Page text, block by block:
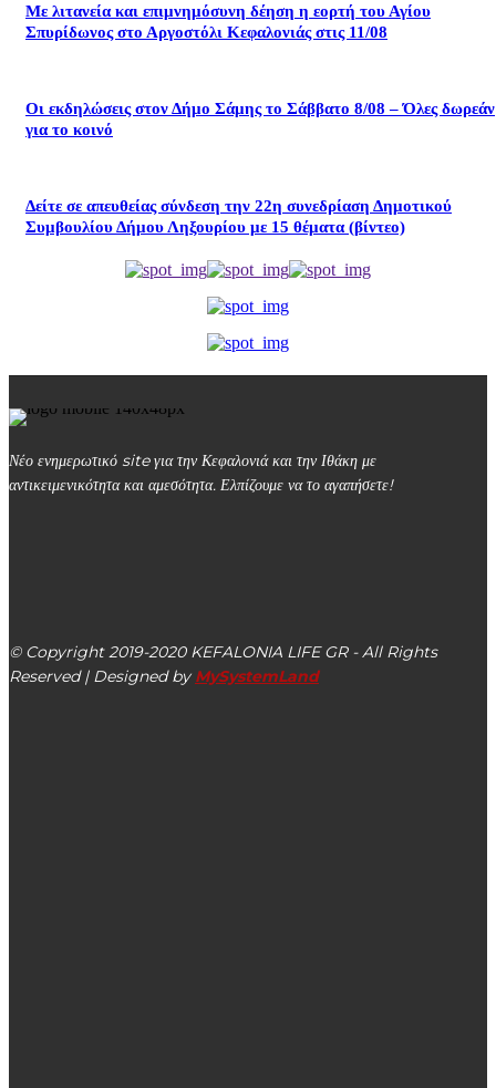
Με λιτανεία και επιμνημόσυνη δέηση η εορτή του Αγίου
Σπυρίδωνος στο Αργοστόλι Κεφαλονιάς στις 11/08
Οι εκδηλώσεις στον Δήμο Σάμης το Σάββατο 8/08 – Όλες δωρεάν
για το κοινό
Δείτε σε απευθείας σύνδεση την 22η συνεδρίαση Δημοτικού
Συμβουλίου Δήμου Ληξουρίου με 15 θέματα (βίντεο)
Νέο ενημερωτικό site για την Κεφαλονιά και την Ιθάκη με
αντικειμενικότητα και αμεσότητα. Ελπίζουμε να το αγαπήσετε!
© Copyright 2019-2020 KEFALONIA LIFE GR - All Rights
Reserved | Designed by MySystemLand